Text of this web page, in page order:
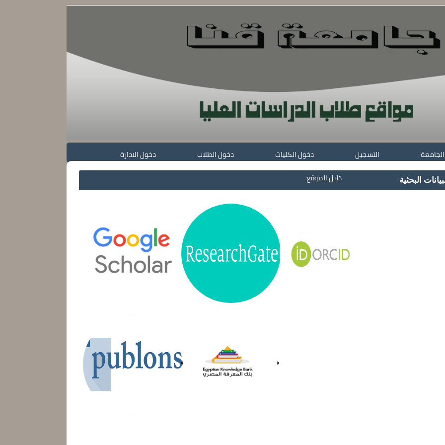
التسجيل دخول الكليات دخول الطلاب
دخول الادارة
دليل الموقع
البحثية